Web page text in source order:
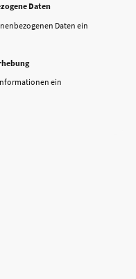
Daten
Daten ein
ein